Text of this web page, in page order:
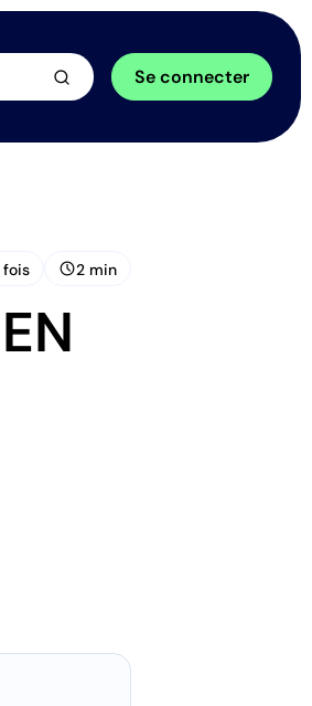
Se connecter
fois schedule2 min
arrow_forward